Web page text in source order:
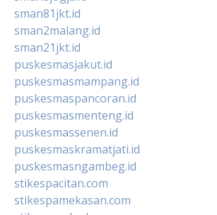
sman81jkt.id
sman2malang.id
sman21jkt.id
puskesmasjakut.id
puskesmasmampang.id
puskesmaspancoran.id
puskesmasmenteng.id
puskesmassenen.id
puskesmaskramatjati.id
puskesmasngambeg.id
stikespacitan.com
stikespamekasan.com